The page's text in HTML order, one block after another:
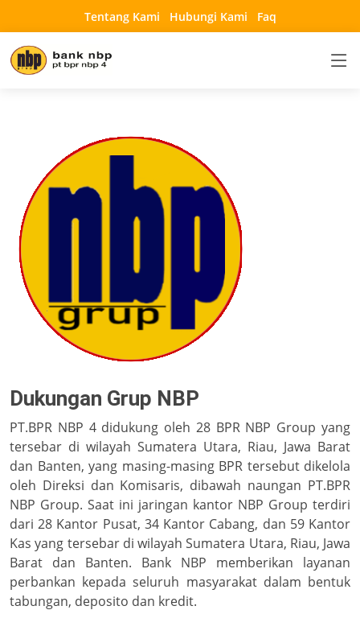
Tentang Kami Hubungi Kami Faq
Dukungan Grup NBP
PT.BPR NBP 4 didukung oleh 28 BPR NBP Group yang
tersebar di wilayah Sumatera Utara, Riau, Jawa Barat
dan Banten, yang masing-masing BPR tersebut dikelola
oleh Direksi dan Komisaris, dibawah naungan PT.BPR
NBP Group. Saat ini jaringan kantor NBP Group terdiri
dari 28 Kantor Pusat, 34 Kantor Cabang, dan 59 Kantor
Kas yang tersebar di wilayah Sumatera Utara, Riau, Jawa
Barat dan Banten. Bank NBP memberikan layanan
perbankan kepada seluruh masyarakat dalam bentuk
tabungan, deposito dan kredit.